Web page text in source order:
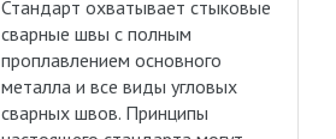
Стандарт охватывает стыковые
сварные швы с полным
проплавлением основного
металла и все виды угловых
сварных швов. Принципы